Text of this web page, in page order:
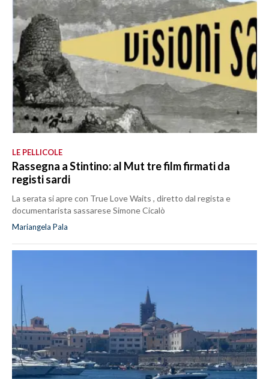
LE PELLICOLE
Rassegna a Stintino: al Mut tre film firmati da
registi sardi
La serata si apre con True Love Waits , diretto dal regista e
documentarista sassarese Simone Cicalò
Mariangela Pala